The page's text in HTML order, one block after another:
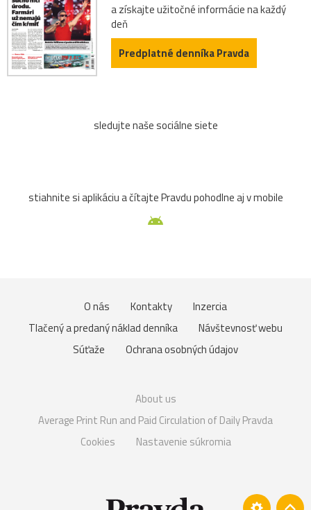
a získajte užitočné informácie na každý
deň
Predplatné denníka Pravda
sledujte naše sociálne siete
stiahnite si aplikáciu a čítajte Pravdu pohodlne aj v mobile
O nás Kontakty
Inzercia
Tlačený a predaný náklad denníka
Návštevnosť webu
Súťaže
Ochrana osobných údajov
About us
Average Print Run and Paid Circulation of Daily Pravda
Cookies
Nastavenie súkromia